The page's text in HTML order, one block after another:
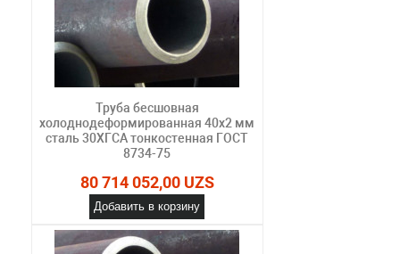
Труба бесшовная
холоднодеформированная 40х2 мм
сталь 30ХГСА тонкостенная ГОСТ
8734-75
80 714 052,00 UZS
Добавить в корзину